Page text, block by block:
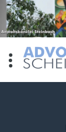
Zum
Inhalt
springen